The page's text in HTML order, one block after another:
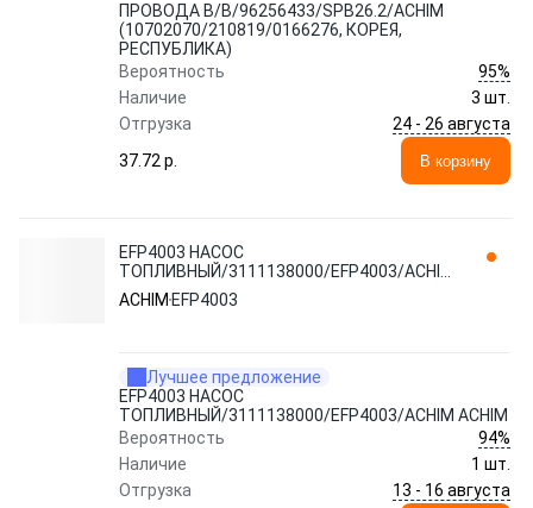
ПРОВОДА В/В/96256433/SPB26.2/ACHIM
(10702070/210819/0166276, КОРЕЯ,
РЕСПУБЛИКА)
Вероятность
95%
Наличие
3 шт.
Отгрузка
24 - 26 августа
37.72 p.
В корзину
EFP4003 НАСОС
ТОПЛИВНЫЙ/3111138000/EFP4003/ACHIM
ACHIM
ACHIM EFP4003
Лучшее предложение
EFP4003 НАСОС
ТОПЛИВНЫЙ/3111138000/EFP4003/ACHIM ACHIM
Вероятность
94%
Наличие
1 шт.
Отгрузка
13 - 16 августа